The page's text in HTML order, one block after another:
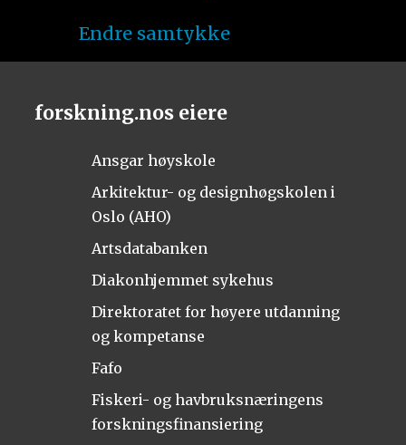
Endre samtykke
forskning.nos eiere
Ansgar høyskole
Arkitektur- og designhøgskolen i
Oslo (AHO)
Artsdatabanken
Diakonhjemmet sykehus
Direktoratet for høyere utdanning
og kompetanse
Fafo
Fiskeri- og havbruksnæringens
forskningsfinansiering